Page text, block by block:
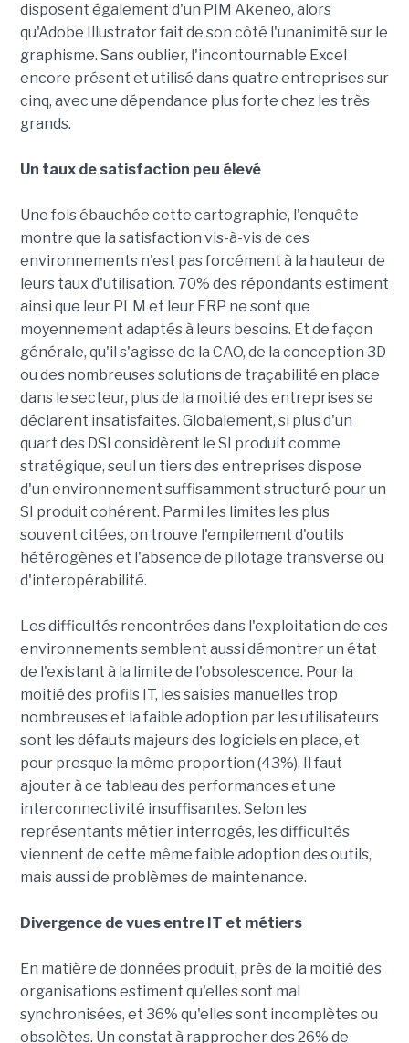
disposent également d'un PIM Akeneo, alors
qu'Adobe Illustrator fait de son côté l'unanimité sur le
graphisme. Sans oublier, l'incontournable Excel
encore présent et utilisé dans quatre entreprises sur
cinq, avec une dépendance plus forte chez les très
grands.
Un taux de satisfaction peu élevé
Une fois ébauchée cette cartographie, l'enquête
montre que la satisfaction vis-à-vis de ces
environnements n'est pas forcément à la hauteur de
leurs taux d'utilisation. 70% des répondants estiment
ainsi que leur PLM et leur ERP ne sont que
moyennement adaptés à leurs besoins. Et de façon
générale, qu'il s'agisse de la CAO, de la conception 3D
ou des nombreuses solutions de traçabilité en place
dans le secteur, plus de la moitié des entreprises se
déclarent insatisfaites. Globalement, si plus d'un
quart des DSI considèrent le SI produit comme
stratégique, seul un tiers des entreprises dispose
d'un environnement suffisamment structuré pour un
SI produit cohérent. Parmi les limites les plus
souvent citées, on trouve l'empilement d'outils
hétérogènes et l'absence de pilotage transverse ou
d'interopérabilité.
Les difficultés rencontrées dans l'exploitation de ces
environnements semblent aussi démontrer un état
de l'existant à la limite de l'obsolescence. Pour la
moitié des profils IT, les saisies manuelles trop
nombreuses et la faible adoption par les utilisateurs
sont les défauts majeurs des logiciels en place, et
pour presque la même proportion (43%). Il faut
ajouter à ce tableau des performances et une
interconnectivité insuffisantes. Selon les
représentants métier interrogés, les difficultés
viennent de cette même faible adoption des outils,
mais aussi de problèmes de maintenance.
Divergence de vues entre IT et métiers
En matière de données produit, près de la moitié des
organisations estiment qu'elles sont mal
synchronisées, et 36% qu'elles sont incomplètes ou
obsolètes. Un constat à rapprocher des 26% de